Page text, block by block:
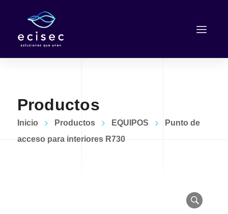
Productos
Inicio Productos EQUIPOS
Punto de
acceso para interiores R730